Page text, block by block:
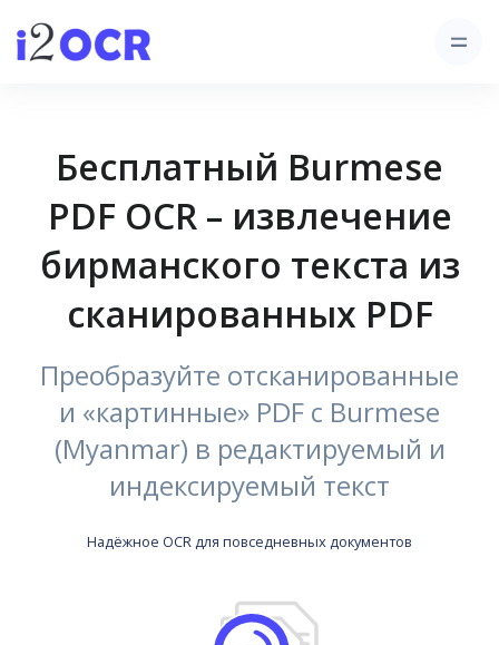
Бесплатный Burmese
PDF OCR – извлечение
бирманского текста из
сканированных PDF
Преобразуйте отсканированные
и «картинные» PDF с Burmese
(Myanmar) в редактируемый и
индексируемый текст
Надёжное OCR для повседневных документов